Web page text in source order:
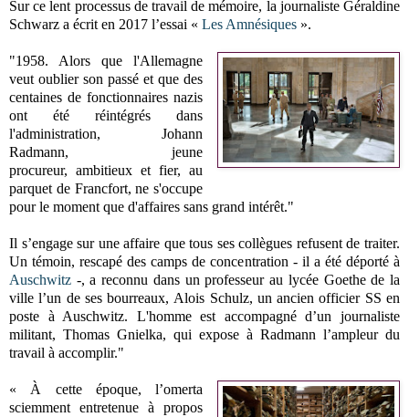
Sur ce lent processus de travail de mémoire, la journaliste Géraldine
Schwarz a écrit en 2017 l’essai « Les Amnésiques ».
"1958. Alors que l'Allemagne
veut oublier son passé et que des
centaines de fonctionnaires nazis
ont été réintégrés dans
l'administration, Johann
Radmann, jeune
procureur,ambitieux et fier, au
parquet de Francfort, ne s'occupe
pour le moment que d'affaires sans grand intérêt."
Il s’engage sur une affaire que tous ses collègues refusent de traiter.
Un témoin, rescapé des camps de concentration - il a été déporté à
Auschwitz -, a reconnu dans un professeur au lycée Goethe de la
ville l’un de ses bourreaux, Alois Schulz, un ancien officier SS en
poste à Auschwitz. L'homme est accompagné d’un journaliste
militant, Thomas Gnielka, qui expose à Radmann l’ampleur du
travail à accomplir."
« À cette époque, l’omerta
sciemment entretenue à propos